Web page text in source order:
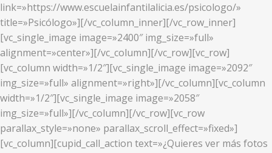
link=»https://www.escuelainfantilalicia.es/psicologo/»
title=»Psicólogo»][/vc_column_inner][/vc_row_inner]
[vc_single_image image=»2400″ img_size=»full»
alignment=»center»][/vc_column][/vc_row][vc_row]
[vc_column width=»1/2″][vc_single_image image=»2092″
img_size=»full» alignment=»right»][/vc_column][vc_column
width=»1/2″][vc_single_image image=»2058″
img_size=»full»][/vc_column][/vc_row][vc_row
parallax_style=»none» parallax_scroll_effect=»fixed»]
[vc_column][cupid_call_action text=»¿Quieres ver más fotos